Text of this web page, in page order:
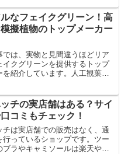
なフェイクグリーン！高
擬植物のトップメーカー
では、実物と見間違うほどリア
イクグリーンを提供するトップ
を紹介しています。人工観葉植
います。実際の植物と同様に、
なサイズや形状で...
チの実店舗はある？サイ
コミもチェック！
チは実店舗での販売はなく、通
行っているショップです。ツー
ブラやキャミソールは楽天やア